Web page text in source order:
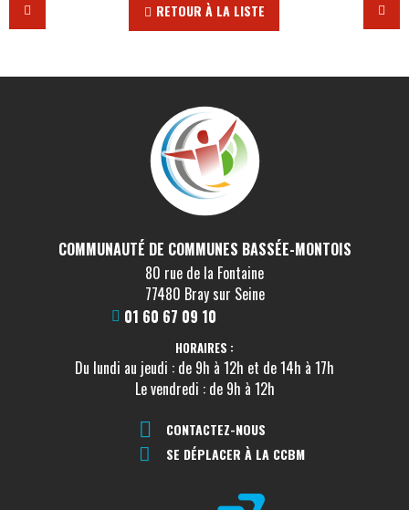
RETOUR À LA LISTE
COMMUNAUTÉ DE COMMUNES BASSÉE-MONTOIS
80 rue de la Fontaine
77480 Bray sur Seine
01 60 67 09 10
HORAIRES :
Du lundi au jeudi : de 9h à 12h et de 14h à 17h
Le vendredi : de 9h à 12h
CONTACTEZ-NOUS
SE DÉPLACER À LA CCBM